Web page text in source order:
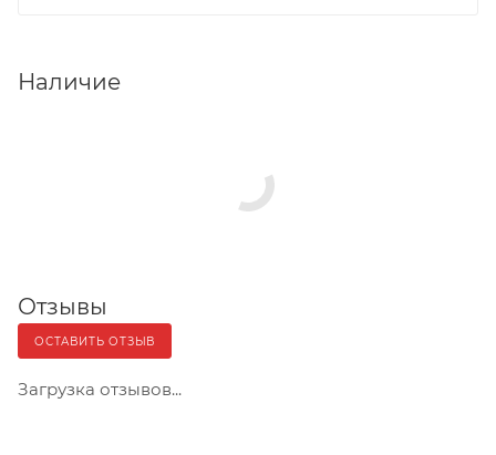
Наличие
Отзывы
ОСТАВИТЬ ОТЗЫВ
Загрузка отзывов...